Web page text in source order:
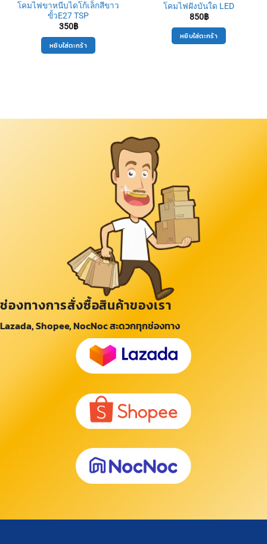
โคมไฟขาหนีบไดโก้เล็กสีขาว
ขั้วE27 TSP
350฿
หยิบใส่ตะกร้า
โคมไฟฝังบันใด LED
850฿
หยิบใส่ตะกร้า
ช่องทางการสั่งซื้อสินค้าของเรา
Lazada, Shopee, NocNoc สะดวกทุกช่องทาง